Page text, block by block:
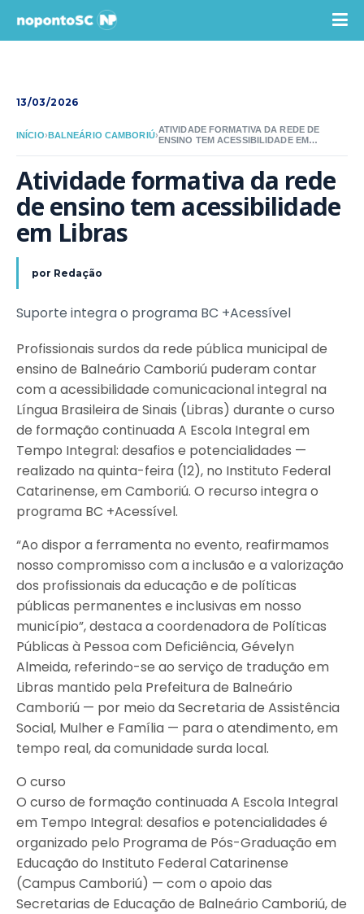
13/03/2026
INÍCIO›BALNEÁRIO CAMBORIÚ›
ATIVIDADE FORMATIVA DA REDE DE
ENSINO TEM ACESSIBILIDADE EM
Atividade formativa da rede
de ensino tem acessibilidade
em Libras
por Redação
Suporte integra o programa BC +Acessível
Profissionais surdos da rede pública municipal de
ensino de Balneário Camboriú puderam contar
com a acessibilidade comunicacional integral na
Língua Brasileira de Sinais (Libras) durante o curso
de formação continuada A Escola Integral em
Tempo Integral: desafios e potencialidades —
realizado na quinta-feira (12), no Instituto Federal
Catarinense, em Camboriú. O recurso integra o
programa BC +Acessível.
“Ao dispor a ferramenta no evento, reafirmamos
nosso compromisso com a inclusão e a valorização
dos profissionais da educação e de políticas
públicas permanentes e inclusivas em nosso
município”, destaca a coordenadora de Políticas
Públicas à Pessoa com Deficiência, Gévelyn
Almeida, referindo-se ao serviço de tradução em
Libras mantido pela Prefeitura de Balneário
Camboriú — por meio da Secretaria de Assistência
Social, Mulher e Família — para o atendimento, em
tempo real, da comunidade surda local.
O curso
O curso de formação continuada A Escola Integral
em Tempo Integral: desafios e potencialidades é
organizado pelo Programa de Pós-Graduação em
Educação do Instituto Federal Catarinense
(Campus Camboriú) — com o apoio das
Secretarias de Educação de Balneário Camboriú, de